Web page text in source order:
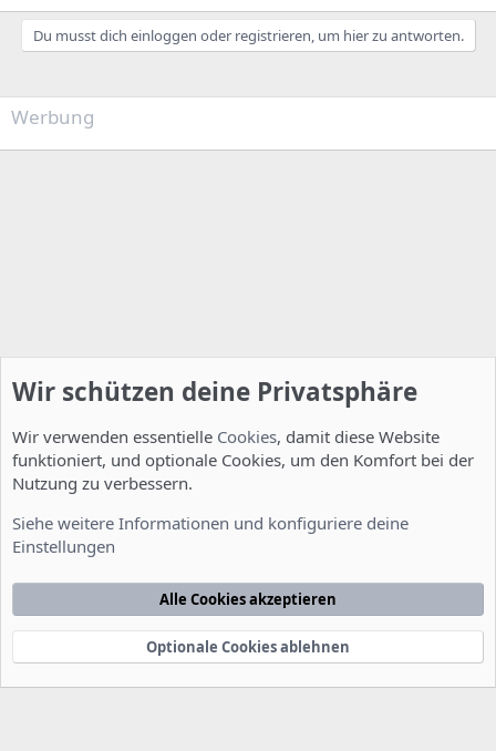
Du musst dich einloggen oder registrieren, um hier zu antworten.
Werbung
Nutzungsbedingungen Datenschutzerklärung
Startseite
e
Community platform by XenForo® © 2010-2022 XenForo Ltd.
xenDach©2010-2014
Wir schützen deine Privatsphäre
Wir verwenden essentielle Cookies, damit diese Website
funktioniert, und optionale Cookies, um den Komfort bei der
Nutzung zu verbessern.
Siehe weitere Informationen und konfiguriere deine
Einstellungen
Alle Cookies akzeptieren
Optionale Cookies ablehnen